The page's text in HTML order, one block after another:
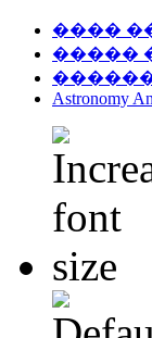
����
�����
Astronomy